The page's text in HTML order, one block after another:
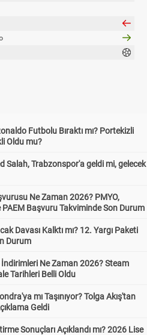
Futbolu Bıraktı mı? Portekizli
Oldu mu?
Salah, Trabzonspor'a geldi mi, gelecek
Ne Zaman 2026? PMYO,
PAEM Başvuru Takviminde Son Durum
Davası Kalktı mı? 12. Yargı Paketi
Durum
Ne Zaman 2026? Steam
Tarihleri Belli Oldu
mı Taşınıyor? Tolga Akış'tan
Geldi
Sonuçları Açıklandı mı? 2026 Lise